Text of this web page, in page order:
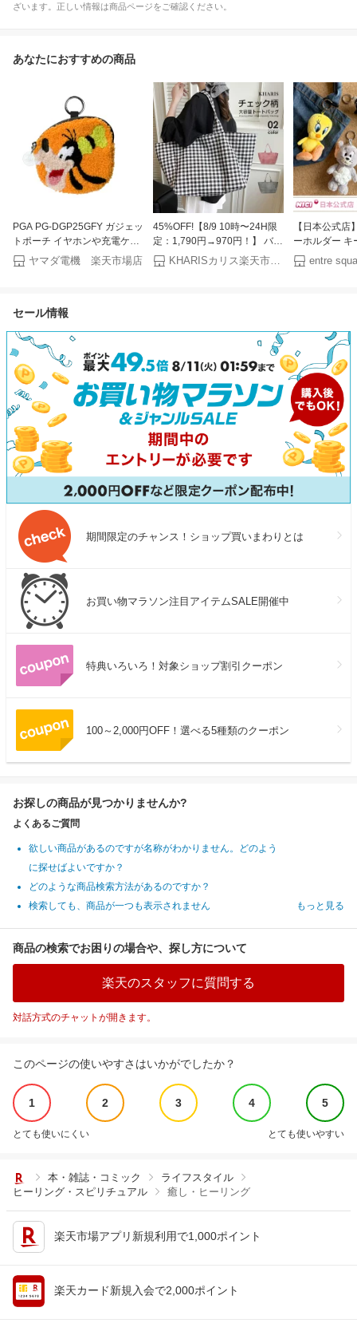
ざいます。正しい情報は商品ページをご確認ください。
あなたにおすすめの商品
PGA PG-DGP25GFY ガジェッ
トポーチ イヤホンや充電ケー
ブルを収納できる カラビナ付
き グーフィー
ヤマダ電機 楽天市場店
45%OFF!【8/9 10時〜24H限
定：1,790円→970円！】 バッ
グ トートバッグ レディース
チェック柄 大容量 肩掛け バ
A4 タブレット 収納 春 夏 秋
KHARISカリス楽天市場店
【日本公式店
ーホルダー キ
ーンバック バ
ー ぬいぐるみ
セール情報
期間限定のチャンス！ショップ買いまわりとは
お買い物マラソン注目アイテムSALE開催中
特典いろいろ！対象ショップ割引クーポン
100～2,000円OFF！選べる5種類のクーポン
お探しの商品が見つかりませんか?
よくあるご質問
欲しい商品があるのですが名称がわかりません。どのよう
に探せばよいですか？
どのような商品検索方法があるのですか？
検索しても、商品が一つも表示されません
もっと見る
商品の検索でお困りの場合や、探し方について
楽天のスタッフに質問する
対話方式のチャットが開きます。
このページの使いやすさはいかがでしたか？
1 2 3 4 5
とても使いにくい とても使いやすい
本・雑誌・コミック
ライフスタイル
ヒーリング・スピリチュアル
癒し・ヒーリング
楽天市場アプリ新規利用で1,000ポイント
楽天カード新規入会で2,000ポイント